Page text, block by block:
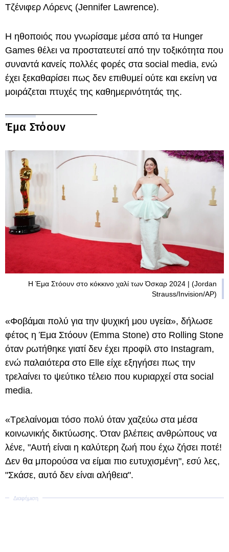
Τζένιφερ Λόρενς (Jennifer Lawrence).
Η ηθοποιός που γνωρίσαμε μέσα από τα Hunger
Games θέλει να προστατευτεί από την τοξικότητα που
συναντά κανείς πολλές φορές στα social media, ενώ
έχει ξεκαθαρίσει πως δεν επιθυμεί ούτε και εκείνη να
μοιράζεται πτυχές της καθημερινότητάς της.
Έμα Στόουν
Η Έμα Στόουν στο κόκκινο χαλί των Όσκαρ 2024 | (Jordan
Strauss/Invision/AP)
«Φοβάμαι πολύ για την ψυχική μου υγεία», δήλωσε
φέτος η Έμα Στόουν (Emma Stone) στο Rolling Stone
όταν ρωτήθηκε γιατί δεν έχει προφίλ στο Instagram,
ενώ παλαιότερα στο Elle είχε εξηγήσει πως την
τρελαίνει το ψεύτικο τέλειο που κυριαρχεί στα social
media.
«Τρελαίνομαι τόσο πολύ όταν χαζεύω στα μέσα
κοινωνικής δικτύωσης. Όταν βλέπεις ανθρώπους να
λένε, "Αυτή είναι η καλύτερη ζωή που έχω ζήσει ποτέ!
Δεν θα μπορούσα να είμαι πιο ευτυχισμένη", εσύ λες,
"Σκάσε, αυτό δεν είναι αλήθεια".